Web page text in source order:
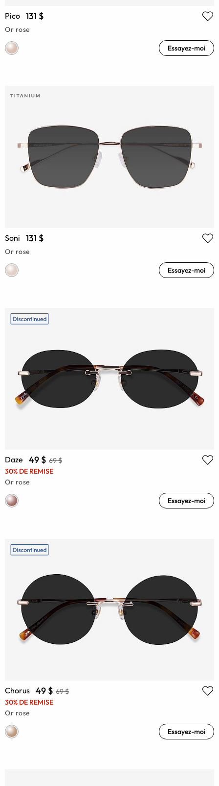
Pico 131 $
Or rose
Essayez-moi
Soni 131 $
Or rose
Essayez-moi
Daze 49 $ 69 $
30% DE REMISE
Or rose
Essayez-moi
Chorus 49 $ 69 $
30% DE REMISE
Or rose
Essayez-moi